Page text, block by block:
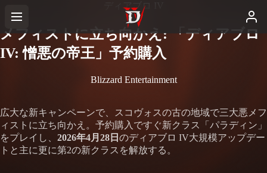
ディアブロ IV
メフィストに立ち向かえ: 「ディアブロ
IV: 憎悪の帝王」予約購入
Blizzard Entertainment
広大な新キャンペーンで、スコヴォスの古の地域で三大悪メフ
ィストに立ち向かえ。予約購入ですぐ新クラス「パラディン」
をプレイし、 2026年4月28日 のディアブロ IV大規模アップデー
トと主に更に第2の新クラスを解放する。